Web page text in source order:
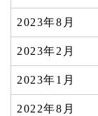
2023年8月
2023年2月
2023年1月
2022年8月